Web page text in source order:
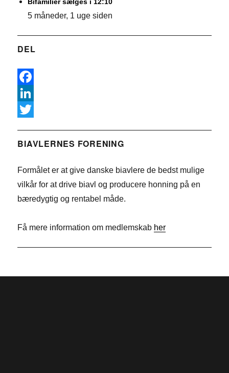
5 måneder, 1 uge siden
DEL
F
a
e
o
L
n
e
n
w
t
r
BIAVLERNES FORENING
Formålet er at give danske biavlere de bedst mulige
vilkår for at drive biavl og producere honning på en
bæredygtig og rentabel måde.
Få mere information om medlemskab her